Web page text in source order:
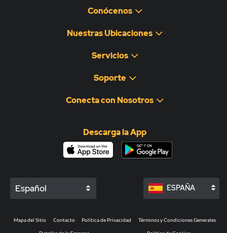
Conócenos
Nuestras Ubicaciones
Servicios
Soporte
Conecta con Nosotros
Descarga la App
Español ESPAÑA
Mapa del Sitio Contacto Política de Privacidad Términos y Condiciones Generales